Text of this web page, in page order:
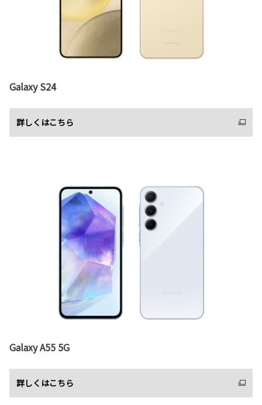
Galaxy S24
詳しくはこちら
Galaxy A55 5G
詳しくはこちら